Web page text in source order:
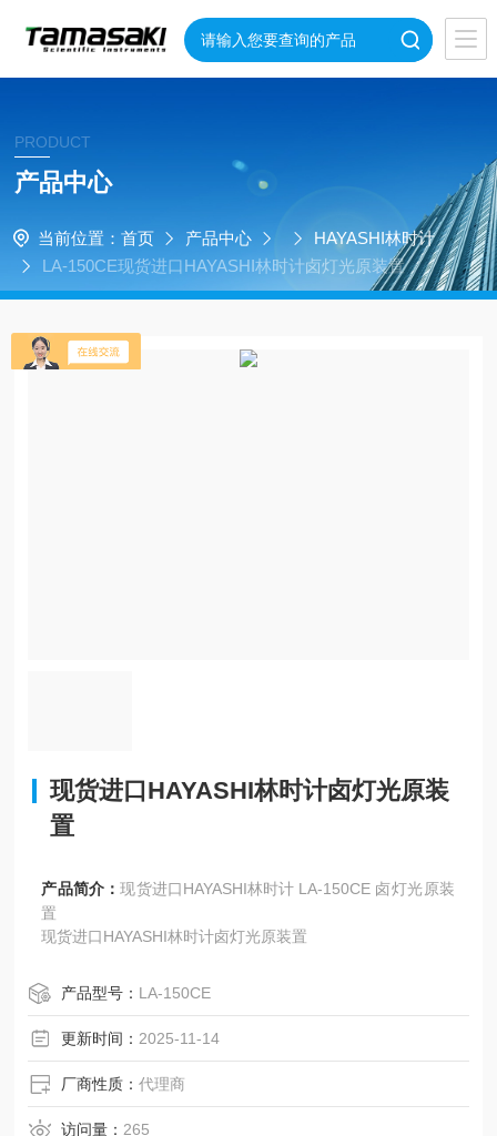
PRODUCT
产品中心
当前位置： 首页 产品中心
HAYASHI林时计
LA-150CE现货进口HAYASHI林时计卤灯光原装置
现货进口HAYASHI林时计卤灯光原装
置
产品简介：现货进口HAYASHI林时计 LA-150CE 卤灯光原装
置
现货进口HAYASHI林时计卤灯光原装置
产品型号： LA-150CE
更新时间： 2025-11-14
厂商性质：代理商
访问量： 265